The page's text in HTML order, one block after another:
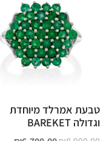
טבעת אמרלד מיוחדת
וגדולה BAREKET